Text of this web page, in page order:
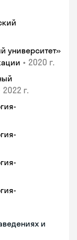
университет»
• 2020 г.
2022 г.
и